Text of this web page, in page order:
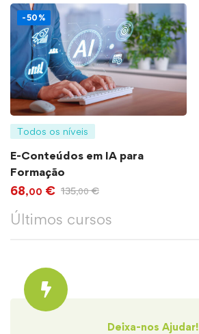
-50%
Todos os níveis
E-Conteúdos em IA para
Formação
68,00 € 135,00 €
Últimos cursos
Deixa-nos Ajudar!